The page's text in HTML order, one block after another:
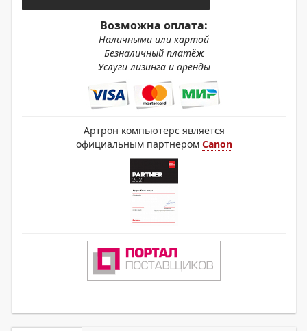
Возможна оплата:
Наличными или картой
Безналичный платёж
Услуги лизинга и аренды
Артрон компьютерс является
официальным партнером Canon